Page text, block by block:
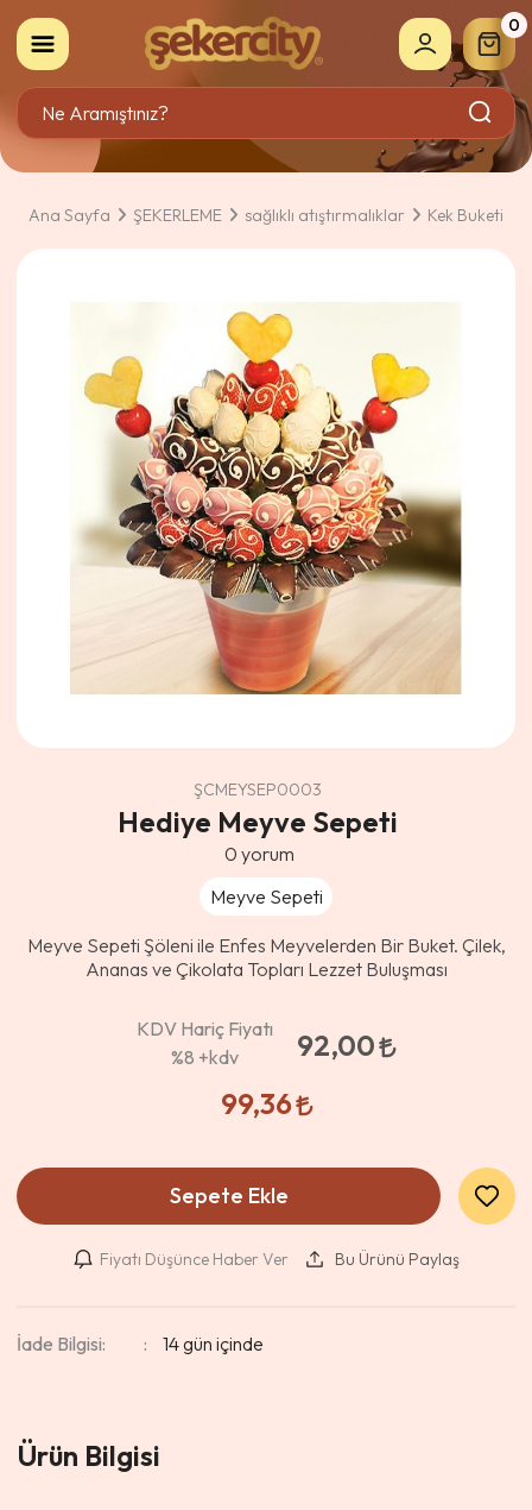
0
Ana Sayfa ŞEKERLEME sağlıklı atıştırmalıklar Kek Buketi
ŞCMEYSEP0003
Hediye Meyve Sepeti
0 yorum
Meyve Sepeti
Meyve Sepeti Şöleni ile Enfes Meyvelerden Bir Buket. Çilek,
Ananas ve Çikolata Topları Lezzet Buluşması
KDV Hariç Fiyatı
%8 +kdv
92,00
99,36
Sepete Ekle
Fiyatı Düşünce Haber Ver Bu Ürünü Paylaş
İade Bilgisi:
Ürün Bilgisi